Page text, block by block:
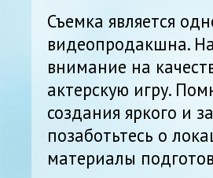
Съемка является
видеопродакшна.
внимание на
актерскую игру.
создания яркого и
позаботьтесь о
материалы